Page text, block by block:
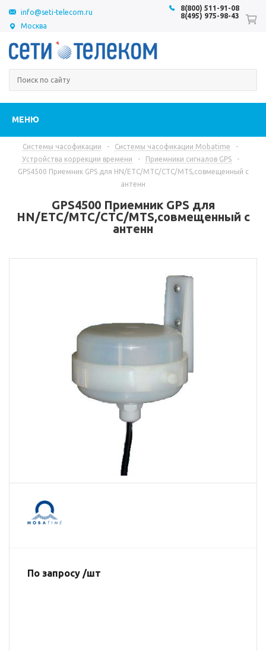
Москва
8(800) 511-91-08
8(495) 975-98-43
info@seti-telecom.ru
МЕНЮ
Системы часофикации - Системы часофикации Mobatime
-
Устройства коррекции времени
- Приемники сигналов GPS
-
GPS4500 Приемник GPS для HN/ETC/MTC/CTC/MTS,совмещенный с
антенн
GPS4500 Приемник GPS для
HN/ETC/MTC/CTC/MTS,совмещенный с
антенн
По запросу /шт